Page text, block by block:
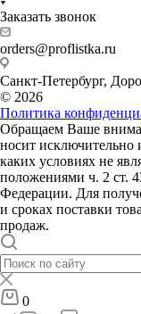
Заказать звонок
orders@proflistka.ru
Санкт-Петербург,
© 2026
Политика
Обращаем Ваше
носит
каких условиях не
положениями ч. 2 ст.
Федерации. Для
и сроках поставки
продаж.
0